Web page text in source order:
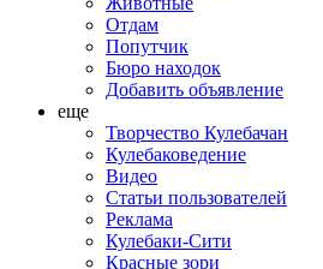
Отдам
Попутчик
Бюро находок
Добавить объявление
еще
Творчество Кулебачан
Кулебаковедение
Видео
Статьи пользователей
Реклама
Кулебаки-Сити
Красные зори